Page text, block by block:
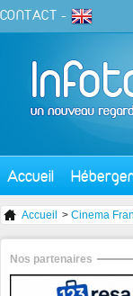
CONTACT -
Accueil
Accueil > Cinema
Nos partenaires